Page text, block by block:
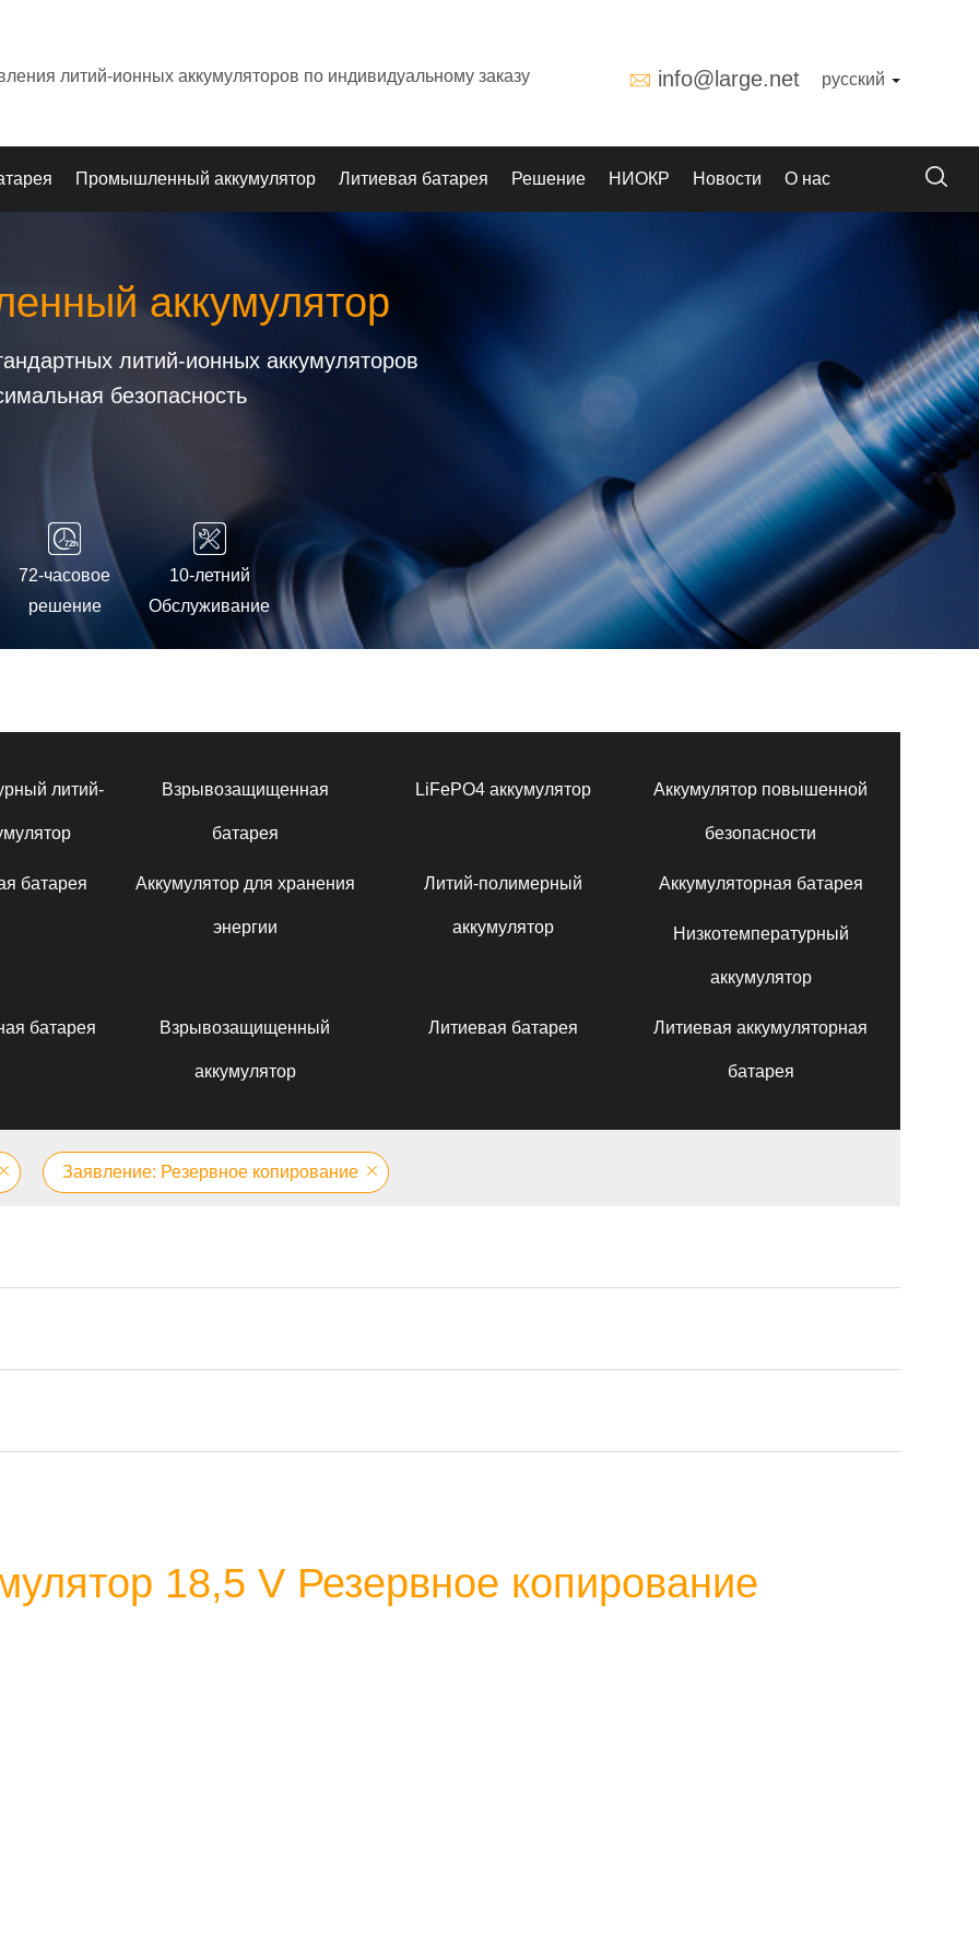
литий-ионных аккумуляторов по индивидуальному заказу info@large.net русский
Промышленный аккумулятор Литиевая батарея Решение НИОКР Новости О нас
аккумулятор
литий-ионных аккумуляторов
безопасность
72-часовое
решение
10-летний
Обслуживание
литий- Взрывозащищенная
батарея
LiFePO4 аккумулятор Аккумулятор повышенной
безопасности
батарея Аккумулятор для хранения
энергии
Литий-полимерный
аккумулятор
Аккумуляторная батарея
Низкотемпературный
аккумулятор
батарея Взрывозащищенный
аккумулятор
Литиевая батарея Литиевая аккумуляторная
батарея
Заявление: Резервное копирование
18,5 V Резервное копирование